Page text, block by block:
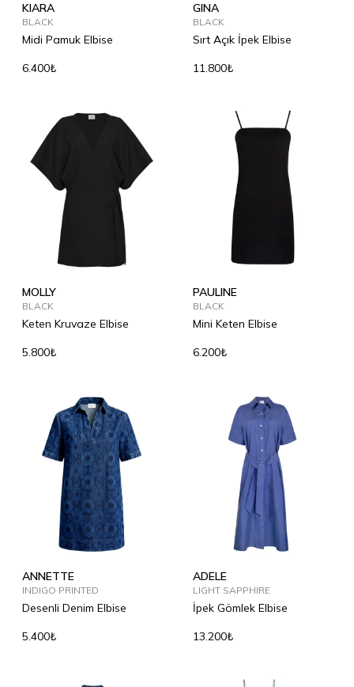
KIARA
BLACK
Midi Pamuk Elbise
6.400₺
GINA
BLACK
Sırt Açık İpek Elbise
11.800₺
MOLLY
BLACK
Keten Kruvaze Elbise
5.800₺
PAULINE
BLACK
Mini Keten Elbise
6.200₺
ANNETTE
INDIGO PRINTED
Desenli Denim Elbise
5.400₺
ADELE
LIGHT SAPPHIRE
İpek Gömlek Elbise
13.200₺